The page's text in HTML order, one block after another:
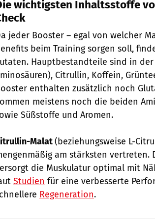
wichtigsten Inhaltsstoffe
jeder Booster – egal von welcher
beim Training sorgen soll,
Hauptbestandteile sind in der
Citrullin, Koffein,
enthalten zusätzlich noch
meistens noch die beiden
Süßstoffe und Aromen.
Malat(beziehungsweise L-
am stärksten vertreten.
die Muskulatur optimal mit
Studien für eine verbesserte
Regeneration.